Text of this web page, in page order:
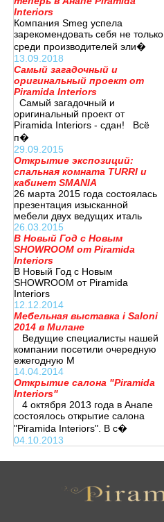
Interiors
Компания Smeg успела
зарекомендовать себя не только
среди производителей эли�
13.09.2018
Самый загадочный и
оригинальный проект от
Piramida Interiors
Самый загадочный и
оригинальный проект от
Piramida Interiors - сдан! Всё
п�
29.09.2015
Открытие экспозиций:
спальная комната TURRI и
кабинет SMANIA
26 марта 2015 года состоялась
презентация изысканной
мебели двух ведущих италь
26.03.2015
В Новый Год с Новым
SHOWROOM от Piramida
Interiors
В Новый Год с Новым
SHOWROOM от Piramida
Interiors
12.12.2014
Мебельная выставка i Saloni
2014 в Милане
Ведущие специалисты нашей
компании посетили очередную
ежегодную М
14.04.2014
Открытие салона "Piramida
Interiors"
4 октября 2013 года в Анапе
состоялось открытие салона
"Piramida Interiors". В с�
04.10.2013